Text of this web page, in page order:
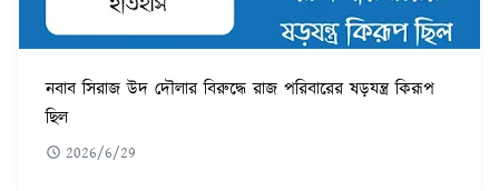
নবাব সিরাজ উদ দৌলার বিরুদ্ধে রাজ পরিবারের ষড়যন্ত্র কিরূপ
ছিল
2026/6/29